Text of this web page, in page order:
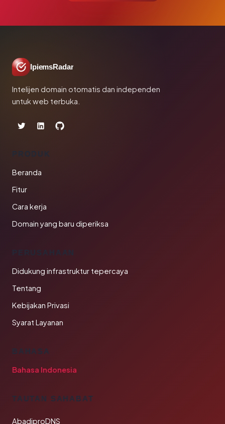
IpiemsRadar
Intelijen domain otomatis dan independen
untuk web terbuka.
PRODUK
Beranda
Fitur
Cara kerja
Domain yang baru diperiksa
PERUSAHAAN
Didukung infrastruktur tepercaya
Tentang
Kebijakan Privasi
Syarat Layanan
BAHASA
Bahasa Indonesia
TAUTAN SAHABAT
AbadiproDNS